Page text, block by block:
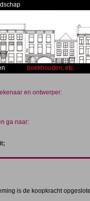
boekhouden, etc.
en ontwerper:
ga naar:
is de koopkracht